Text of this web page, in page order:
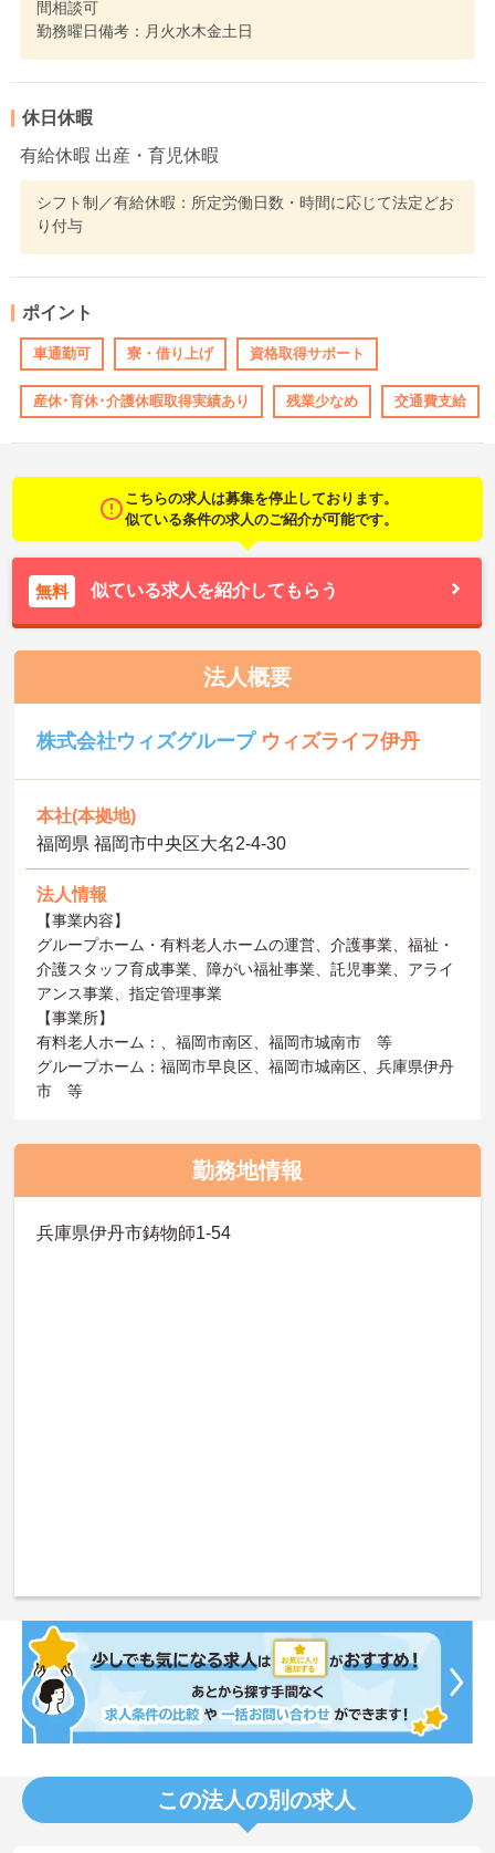
間相談可
勤務曜日備考：月火水木金土日
休日休暇
有給休暇 出産・育児休暇
シフト制／有給休暇：所定労働日数・時間に応じて法定どお
り付与
ポイント
車通勤可 寮・借り上げ 資格取得サポート
産休･育休･介護休暇取得実績あり 残業少なめ 交通費支給
こちらの求人は募集を停止しております。
似ている条件の求人のご紹介が可能です。
無料 似ている求人を紹介してもらう
法人概要
株式会社ウィズグループ ウィズライフ伊丹
本社(本拠地)
福岡県 福岡市中央区大名2-4-30
法人情報
【事業内容】
グループホーム・有料老人ホームの運営、介護事業、福祉・
介護スタッフ育成事業、障がい福祉事業、託児事業、アライ
アンス事業、指定管理事業
【事業所】
有料老人ホーム：、福岡市南区、福岡市城南市 等
グループホーム：福岡市早良区、福岡市城南区、兵庫県伊丹
市 等
勤務地情報
兵庫県伊丹市鋳物師1-54
この法人の別の求人